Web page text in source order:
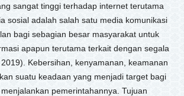
sangat tinggi terhadap internet terutama
sosial adalah salah satu media komunikasi
bagi sebagian besar masyarakat untuk
apapun terutama terkait dengan segala
Kebersihan, kenyamanan, keamanan
suatu keadaan yang menjadi target bagi
pemerintahannya. Tujuan